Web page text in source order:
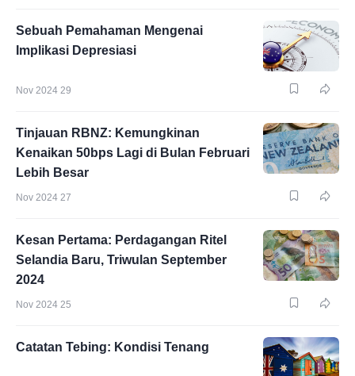
Sebuah Pemahaman Mengenai
Implikasi Depresiasi
Nov 2024 29
Tinjauan RBNZ: Kemungkinan
Kenaikan 50bps Lagi di Bulan Februari
Lebih Besar
Nov 2024 27
Kesan Pertama: Perdagangan Ritel
Selandia Baru, Triwulan September
2024
Nov 2024 25
Catatan Tebing: Kondisi Tenang